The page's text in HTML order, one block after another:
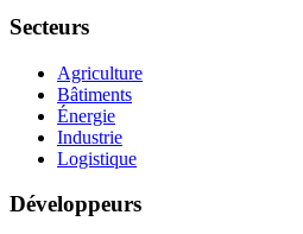
Secteurs
Agriculture
Bâtiments
Énergie
Industrie
Logistique
Développeurs